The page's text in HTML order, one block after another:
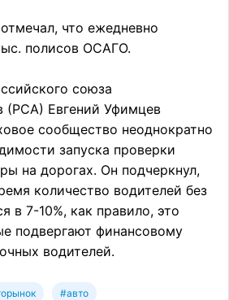
что ежедневно
полисов ОСАГО.
союза
(РСА) Евгений Уфимцев
сообщество неоднократно
запуска проверки
на дорогах. Он подчеркнул,
количество водителей без
в 7-10%, как правило, это
подвергают финансовому
водителей.
#авто